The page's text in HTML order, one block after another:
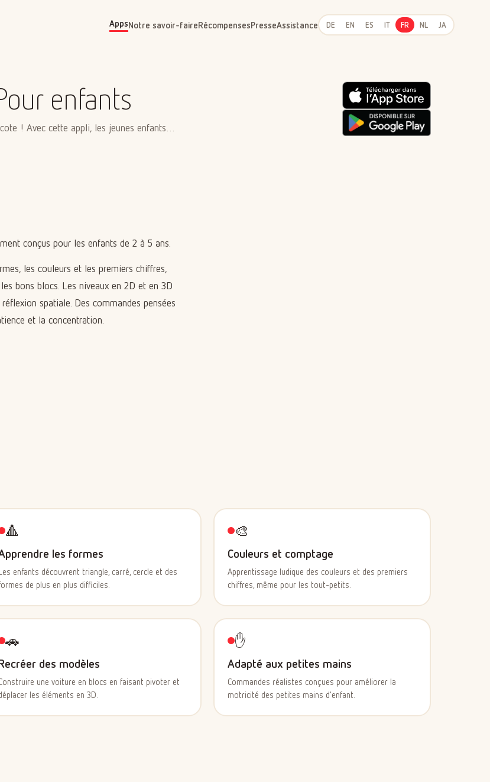
AppsNotre savoir-faireRécompensesPresseAssistance DE EN ES IT FR NL JA
enfants
! Avec cette appli, les jeunes enfants…
conçus pour les enfants de 2 à 5 ans.
les couleurs et les premiers chiffres,
bons blocs. Les niveaux en 2D et en 3D
spatiale. Des commandes pensées
et la concentration.
🔺
les formes
enfants découvrent triangle, carré, cercle et des
de plus en plus difficiles.
🎨
Couleurs et comptage
Apprentissage ludique des couleurs et des premiers
chiffres, même pour les tout-petits.
🚗
des modèles
une voiture en blocs en faisant pivoter et
les éléments en 3D.
✋
Adapté aux petites mains
Commandes réalistes conçues pour améliorer la
motricité des petites mains d'enfant.